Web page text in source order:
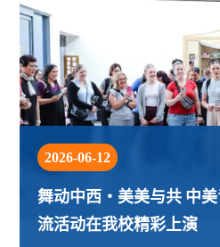
2026-06-12
舞动中西・美美与共 中美青少年文化交
流活动在我校精彩上演